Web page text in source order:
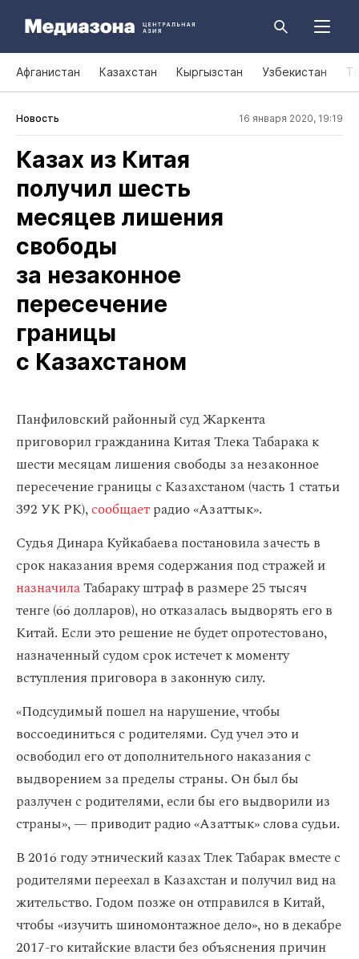
Афганистан Казахстан Кыргызстан Узбекистан
Новость 16 января 2020, 19:19
Казах из Китая
получил шесть
месяцев лишения
свободы
за незаконное
пересечение
границы
с Казахстаном
​Панфиловский районный суд Жаркента
приговорил гражданина Китая Тлека Табарака к
шести месяцам лишения свободы за незаконное
пересечение границы с Казахстаном (часть 1 статьи
392 УК РК),сообщаетрадио «Азаттык».
Судья Динара Куйкабаева постановила зачесть в
срок наказания время содержания под стражей и
назначилаТабараку штраф в размере 25 тысяч
тенге (66 долларов), но отказалась выдворять его в
Китай. Если это решение не будет опротестовано,
назначенный судом срок истечет к моменту
вступления приговора в законную силу.
«Подсудимый пошел на нарушение, чтобы
воссоединиться с родителями. Суд учел это и
освободил его от дополнительного наказания с
выдворением за пределы страны. Он был бы
разлучен с родителями, если бы его выдворили из
страны», — приводит радио «Азаттык» слова судьи.
В 2016 году этнический казах Тлек Табарак вместе с
родителями переехал в Казахстан и получил вид на
жительство. Годом позже он отправился в Китай,
чтобы «изучить шиномонтажное дело», но в декабре
2017-го китайские власти без объяснения причин